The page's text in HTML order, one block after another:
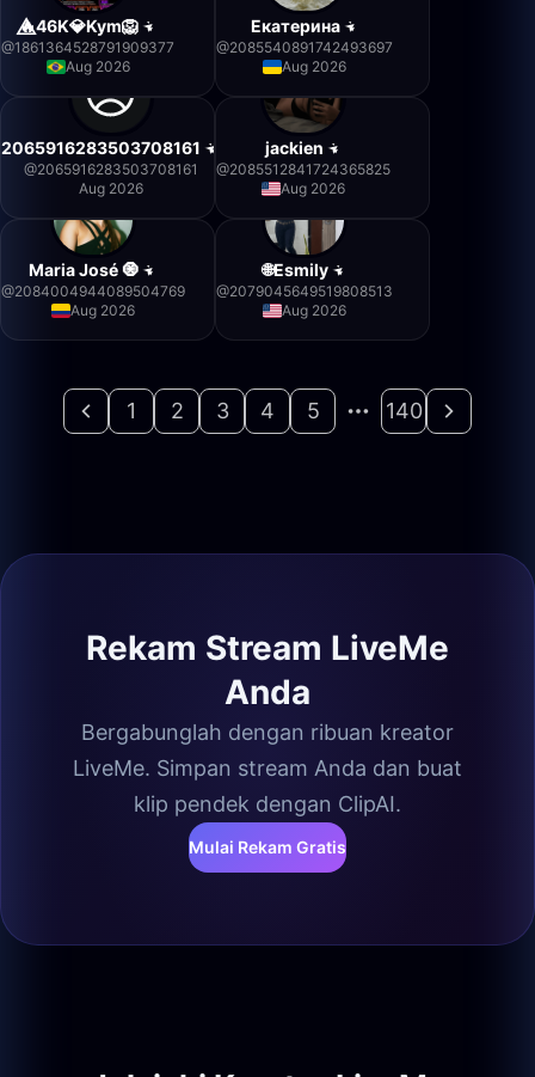
🔥⃤46K💎Kym🦁
@1861364528791909377
Aug 2026
Екатерина
@2085540891742493697
Aug 2026
2065916283503708161
@2065916283503708161
Aug 2026
jackien
@2085512841724365825
Aug 2026
Maria José 🧿
@2084004944089504769
Aug 2026
🌐Esmily
@2079045649519808513
Aug 2026
1 2 3 4 5 140
Rekam Stream LiveMe
Anda
Bergabunglah dengan ribuan kreator
LiveMe. Simpan stream Anda dan buat
klip pendek dengan ClipAI.
Mulai Rekam Gratis